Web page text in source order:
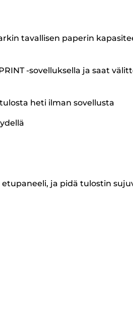
tavallisen paperin
-sovelluksella ja saat
heti ilman sovellusta
ja pidä tulostin